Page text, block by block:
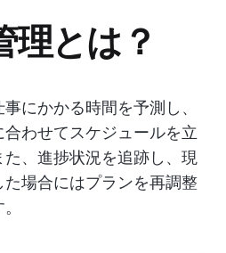
理とは？
にかかる時間を予測し、
わせてスケジュールを立
、進捗状況を追跡し、現
場合にはプランを再調整